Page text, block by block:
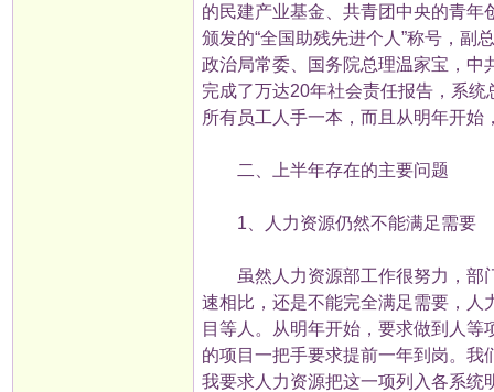
的民建产业基金、共青团中央的青
颁发的“全国助残先进个人”称号，副
政治局常委、国务院总理温家宝，中
完成了万达20年社会责任报告，系
所有员工人手一本，而且从明年开
二、上半年存在的主要问题
1、人力资源仍然不能满足需要
虽然人力资源部工作很努力，部门
速相比，还是不能完全满足需要，人
目等人。从明年开始，要求做到人
的项目一把手要求提前一年到岗。
我要求人力资源把这一项列入各系统